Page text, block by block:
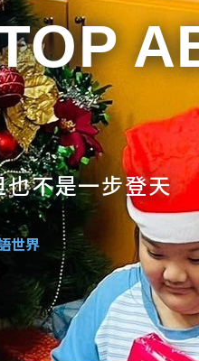
不是一步登天
世界